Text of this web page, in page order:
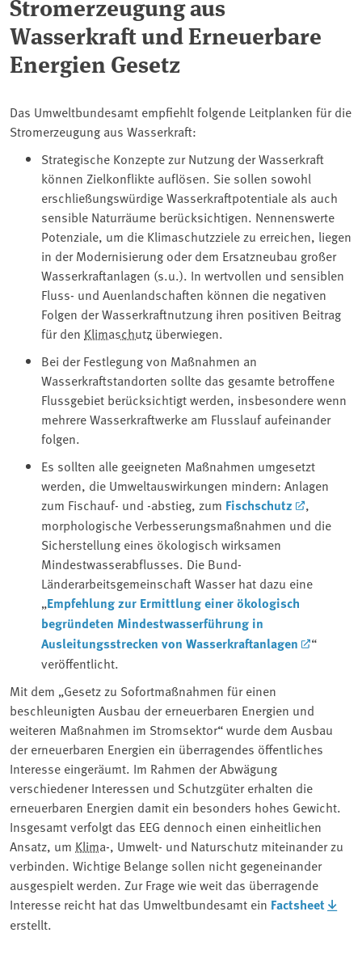
Wasserkraft und Erneuerbare
Energien Gesetz
Das Umweltbundesamt empfiehlt folgende Leitplanken für die
Stromerzeugung aus Wasserkraft:
Strategische Konzepte zur Nutzung der Wasserkraft
können Zielkonflikte auflösen. Sie sollen sowohl
erschließungswürdige Wasserkraftpotentiale als auch
sensible Naturräume berücksichtigen. Nennenswerte
Potenziale, um die Klimaschutzziele zu erreichen, liegen
in der Modernisierung oder dem Ersatzneubau großer
Wasserkraftanlagen (s.u.). In wertvollen und sensiblen
Fluss- und Auenlandschaften können die negativen
Folgen der Wasserkraftnutzung ihren positiven Beitrag
für den Klimaschutz überwiegen.
Bei der Festlegung von Maßnahmen an
Wasserkraftstandorten sollte das gesamte betroffene
Flussgebiet berücksichtigt werden, insbesondere wenn
mehrere Wasserkraftwerke am Flusslauf aufeinander
folgen.
Es sollten alle geeigneten Maßnahmen umgesetzt
werden, die Umweltauswirkungen mindern: Anlagen
zum Fischauf- und -abstieg, zum Fischschutz
,
morphologische Verbesserungsmaßnahmen und die
Sicherstellung eines ökologisch wirksamen
Mindestwasserabflusses. Die Bund-
Länderarbeitsgemeinschaft Wasser hat dazu eine
„Empfehlung zur Ermittlung einer ökologisch
begründeten Mindestwasserführung in
Ausleitungsstrecken von Wasserkraftanlagen
“
veröffentlicht.
Mit dem „Gesetz zu Sofortmaßnahmen für einen
beschleunigten Ausbau der erneuerbaren Energien und
weiteren Maßnahmen im Stromsektor“ wurde dem Ausbau
der erneuerbaren Energien ein überragendes öffentliches
Interesse eingeräumt. Im Rahmen der Abwägung
verschiedener Interessen und Schutzgüter erhalten die
erneuerbaren Energien damit ein besonders hohes Gewicht.
Insgesamt verfolgt das EEG dennoch einen einheitlichen
Ansatz, um Klima-, Umwelt- und Naturschutz miteinander zu
verbinden. Wichtige Belange sollen nicht gegeneinander
ausgespielt werden. Zur Frage wie weit das überragende
Interesse reicht hat das Umweltbundesamt ein Factsheet
erstellt.